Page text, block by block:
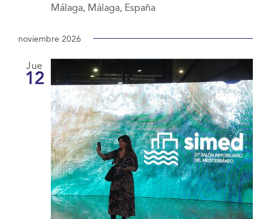
Málaga, Málaga, España
noviembre 2026
Jue
12